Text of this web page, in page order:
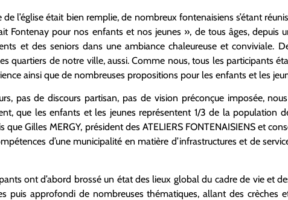
de l’église était bien remplie, de nombreux fontenaisiens s’étant
Fontenay pour nos enfants et nos jeunes », de tous âges, depuis
et des seniors dans une ambiance chaleureuse et conviviale.
quartiers de notre ville, aussi. Comme nous, tous les participants
ainsi que de nombreuses propositions pour les enfants et les
pas de discours partisan, pas de vision préconçue imposée,
que les enfants et les jeunes représentent 1/3 de la population
que Gilles MERGY, président des ATELIERS FONTENAISIENS et
d’une municipalité en matière d’infrastructures et de
ont d’abord brossé un état des lieux global du cadre de vie et
puis approfondi de nombreuses thématiques, allant des crèches